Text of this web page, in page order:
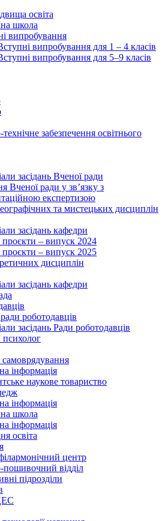
освіта
школа
випробування
випробування для 1 – 4 класів
випробування для 5–9 класів
забезпечення освітнього
засідань Вченої ради
Вченої ради у зв’язку з
експертизою
та мистецьких дисциплін
засідань кафедри
проєкти – випуск 2024
проєкти – випуск 2025
дисциплін
засідань кафедри
роботодавців
засідань Ради роботодавців
самоврядування
інформація
наукове товариство
інформація
школа
інформація
освіта
центр
відділ
підрозділи